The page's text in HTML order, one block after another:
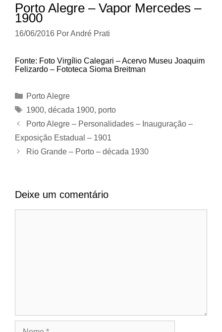
Porto Alegre – Vapor Mercedes –
1900
16/06/2016 PorAndré Prati
Fonte: Foto Virgílio Calegari – Acervo Museu Joaquim
Felizardo – Fototeca Sioma Breitman
Categorias
Porto Alegre
Tags
1900, década 1900, porto
Porto Alegre – Personalidades – Inauguração –
Exposição Estadual – 1901
Rio Grande – Porto – década 1930
Deixe um comentário